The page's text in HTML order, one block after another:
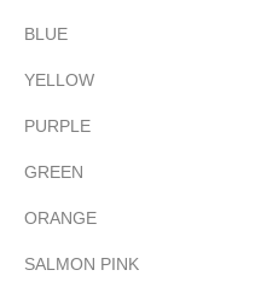
BLUE
YELLOW
PURPLE
GREEN
ORANGE
SALMON PINK